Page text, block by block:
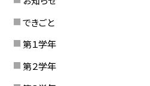
できごと
第１学年
第２学年